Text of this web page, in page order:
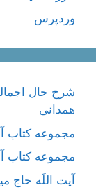
وردپرس
شرح حال
همدانی
مجموعه کتاب
مجموعه کتاب
آیت اللَه حاج